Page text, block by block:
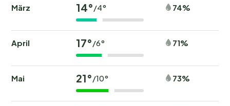
März 14°/4° 74%
April 17°/6° 71%
Mai 21°/10° 73%